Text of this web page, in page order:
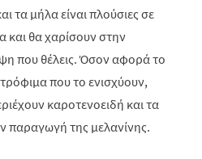
τα μήλα είναι πλούσιες σε
και θα χαρίσουν στην
που θέλεις. Όσον αφορά το
που το ενισχύουν,
καροτενοειδή και τα
παραγωγή της μελανίνης.